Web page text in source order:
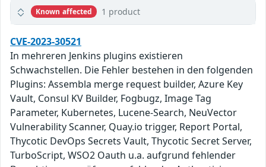
Known affected 1 product
CVE-2023-30521
In mehreren Jenkins plugins existieren
Schwachstellen. Die Fehler bestehen in den folgenden
Plugins: Assembla merge request builder, Azure Key
Vault, Consul KV Builder, Fogbugz, Image Tag
Parameter, Kubernetes, Lucene-Search, NeuVector
Vulnerability Scanner, Quay.io trigger, Report Portal,
Thycotic DevOps Secrets Vault, Thycotic Secret Server,
TurboScript, WSO2 Oauth u.a. aufgrund fehlender